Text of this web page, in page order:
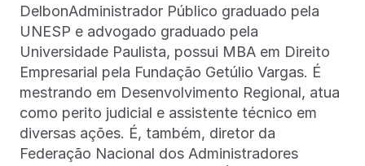
DelbonAdministrador Público graduado pela
UNESP e advogado graduado pela
Universidade Paulista, possui MBA em Direito
Empresarial pela Fundação Getúlio Vargas. É
mestrando em Desenvolvimento Regional, atua
como perito judicial e assistente técnico em
diversas ações. É, também, diretor da
Federação Nacional dos Administradores